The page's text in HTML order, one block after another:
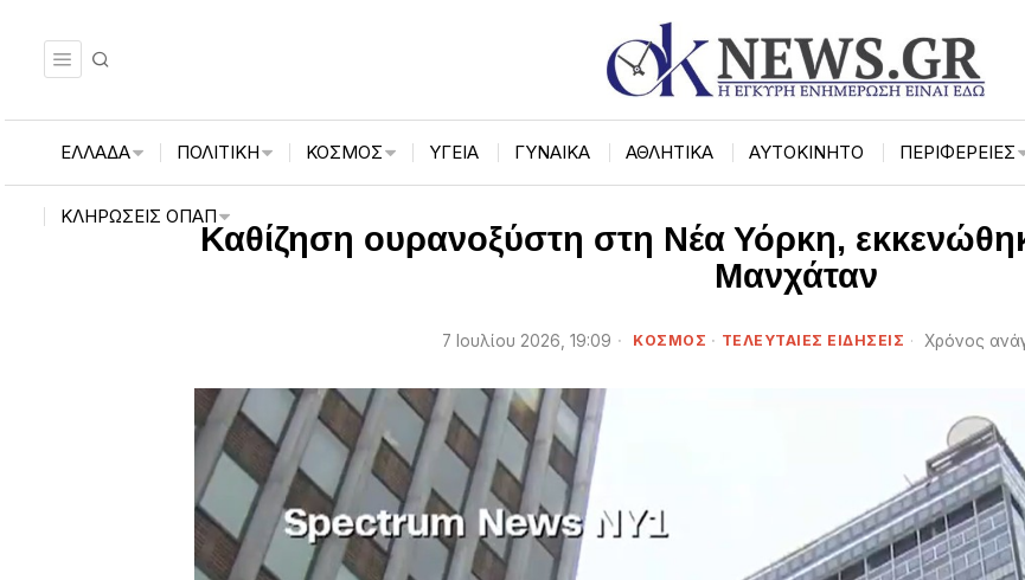
ΕΛΛΑΔΑ ΠΟΛΙΤΙΚΗ ΚΟΣΜΟΣ ΥΓΕΙΑ ΓΥΝΑΙΚΑ ΑΘΛΗΤΙΚΑ ΑΥΤΟΚΙΝΗΤΟ ΠΕΡΙΦΈΡΕΙΕΣ
ΚΛΗΡΏΣΕΙΣ ΟΠΑΠ
Καθίζηση ουρανοξύστη στη Νέα Υόρκη,
Μανχάταν
7 Ιουλίου 2026, 19:09 ΚΟΣΜΟΣ · ΤΕΛΕΥΤΑΙΕΣ ΕΙΔΗΣΕΙΣ Χρόνος